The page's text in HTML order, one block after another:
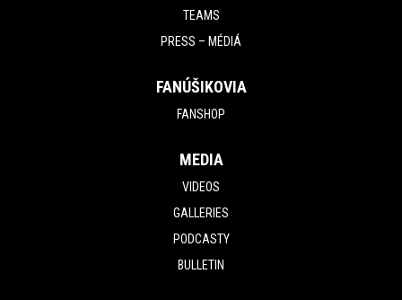
TEAMS
PRESS – MÉDIÁ
FANÚŠIKOVIA
FANSHOP
MEDIA
VIDEOS
GALLERIES
PODCASTY
BULLETIN